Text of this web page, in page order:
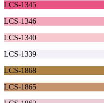
LCS-1345
LCS-1346
LCS-1340
LCS-1339
LCS-1868
LCS-1865